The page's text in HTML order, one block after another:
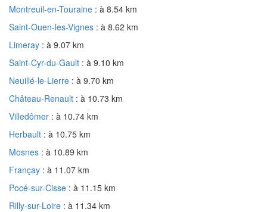
Montreuil-en-Touraine : à 8.54 km
Saint-Ouen-les-Vignes : à 8.62 km
Limeray : à 9.07 km
Saint-Cyr-du-Gault : à 9.10 km
Neuillé-le-Lierre : à 9.70 km
Château-Renault : à 10.73 km
Villedômer : à 10.74 km
Herbault : à 10.75 km
Mosnes : à 10.89 km
Françay : à 11.07 km
Pocé-sur-Cisse : à 11.15 km
Rilly-sur-Loire : à 11.34 km